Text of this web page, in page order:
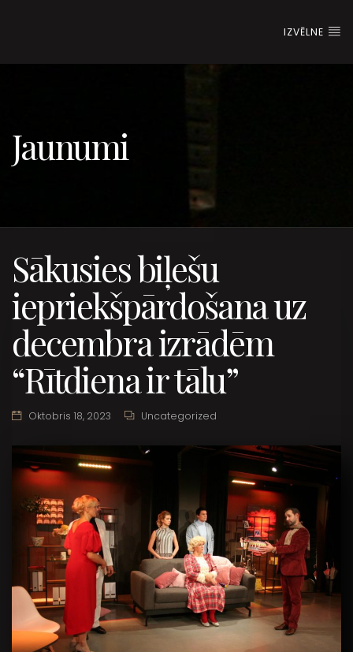
IZVĒLNE
Jaunumi
Sākusies biļešu
iepriekšpārdošana uz
decembra izrādēm
“Rītdiena ir tālu”
Oktobris 18, 2023 Uncategorized